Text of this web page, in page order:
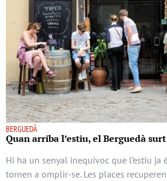
BERGUEDÀ
Quan arriba l’estiu, el Berguedà
Hi ha un senyal inequívoc que l’estiu ja
tornen a omplir-se. Les places